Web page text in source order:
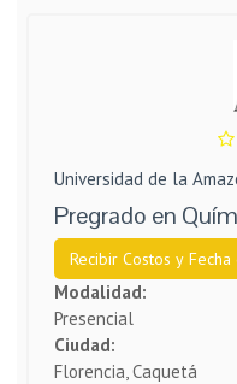
Universidad de la
Pregrado en
Recibir Costos y
Modalidad:
Presencial
Ciudad:
Florencia, Caquetá